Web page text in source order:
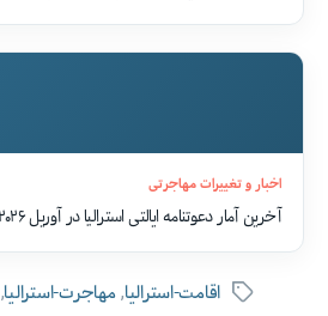
اخبار و تغییرات مهاجرتی
آخرین آمار دعوتنامه ایالتی استرالیا در آوریل ۲۰۲۶ برای ویزاهای 190 و 491
برچسب‌ها
اقامت-استرالیا,مهاجرت-استرالیا,